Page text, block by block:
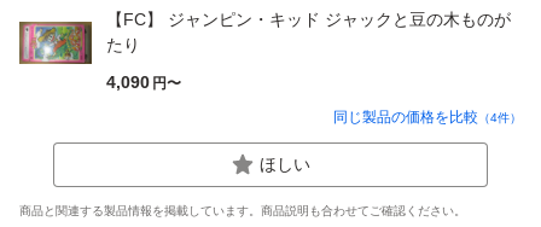
【FC】 ジャンピン・キッド ジャックと豆の木ものが
たり
4,090 円〜
同じ製品の価格を比較 （4件）
ほしい
商品と関連する製品情報を掲載しています。商品説明も合わせてご確認ください。